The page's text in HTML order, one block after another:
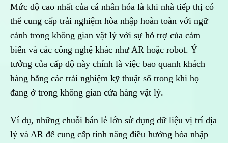
Mức độ cao nhất của cá nhân hóa là khi nhà tiếp thị có
thể cung cấp trải nghiệm hòa nhập hoàn toàn với ngữ
cảnh trong không gian vật lý với sự hỗ trợ của cảm
biến và các công nghệ khác như AR hoặc robot. Ý
tưởng của cấp độ này chính là việc bao quanh khách
hàng bằng các trải nghiệm kỹ thuật số trong khi họ
đang ở trong không gian cửa hàng vật lý.
Ví dụ, những chuỗi bán lẻ lớn sử dụng dữ liệu vị trí địa
lý và AR để cung cấp tính năng điều hướng hòa nhập